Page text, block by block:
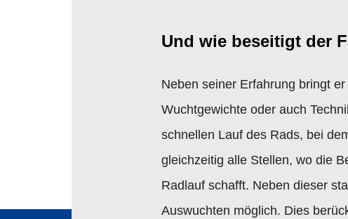
Und wie beseitigt der
Neben seiner Erfahrung bringt
Wuchtgewichte oder auch
schnellen Lauf des Rads, bei
gleichzeitig alle Stellen, wo die
Radlauf schafft. Neben dieser
Auswuchten möglich. Dies